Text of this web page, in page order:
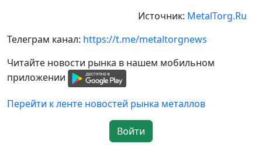
Источник: MetalTorg.Ru
Телеграм канал: https://t.me/metaltorgnews
Читайте новости рынка в нашем мобильном
приложении
Перейти к ленте новостей рынка металлов
Войти